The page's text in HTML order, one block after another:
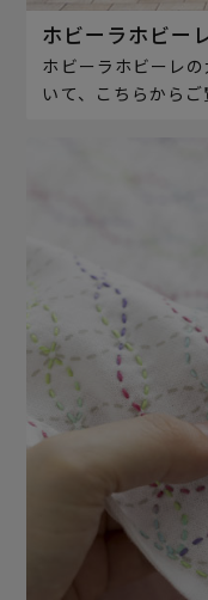
ホビーラホビー
ホビーラホビーレ
いて、こちらからご